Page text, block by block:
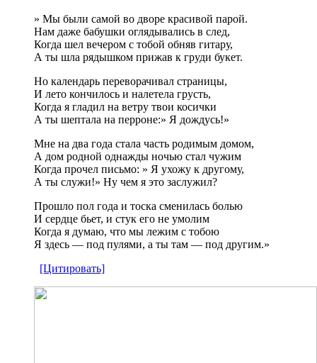
» Мы были самой во дворе красивой парой.
Нам даже бабушки оглядывались в след,
Когда шел вечером с тобой обняв гитару,
А ты шла рядышком прижав к груди букет.
Но календарь переворачивал страницы,
И лето кончилось и налетела грусть,
Когда я гладил на ветру твои косички
А ты шептала на перроне:» Я дождусь!»
Мне на два года стала часть родимым домом,
А дом родной однажды ночью стал чужим
Когда прочел письмо: » Я ухожу к другому,
А ты служи!» Ну чем я это заслужил?
Прошло пол года и тоска сменилась болью
И сердце бьет, и стук его не умолим
Когда я думаю, что мы лежим с тобою
Я здесь — под пулями, а ты там — под другим.»
[Цитировать]